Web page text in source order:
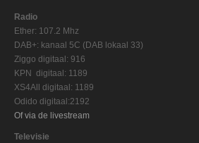
Radio
Ether: 107.2 Mhz
DAB+: kanaal 5C (DAB lokaal 33)
Ziggo digitaal: 916
KPN digitaal: 1189
XS4All digitaal: 1189
Odido digitaal:2192
Of via de livestream
Televisie